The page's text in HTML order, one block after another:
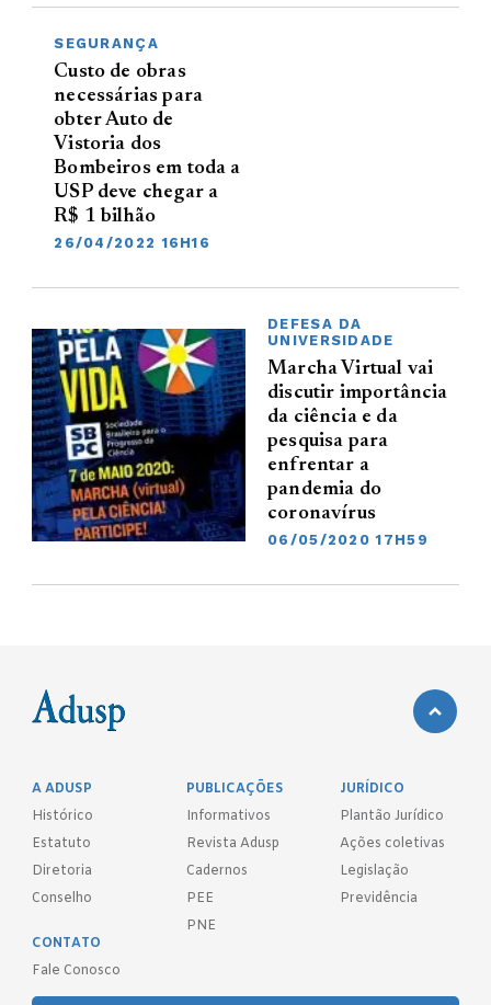
SEGURANÇA
Custo de obras
necessárias para
obter Auto de
Vistoria dos
Bombeiros em toda a
USP deve chegar a
R$ 1 bilhão
26/04/2022 16H16
DEFESA DA
UNIVERSIDADE
Marcha Virtual vai
discutir importância
da ciência e da
pesquisa para
enfrentar a
pandemia do
coronavírus
06/05/2020 17H59
A ADUSP
Histórico
Estatuto
Diretoria
Conselho
PUBLICAÇÕES
Informativos
Revista Adusp
Cadernos
PEE
PNE
JURÍDICO
Plantão Jurídico
Ações coletivas
Legislação
Previdência
CONTATO
Fale Conosco